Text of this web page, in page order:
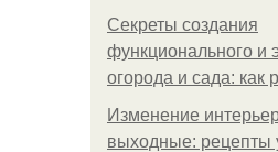
Секреты создания
функционального и
огорода и сада: как
Изменение
выходные: рецепты